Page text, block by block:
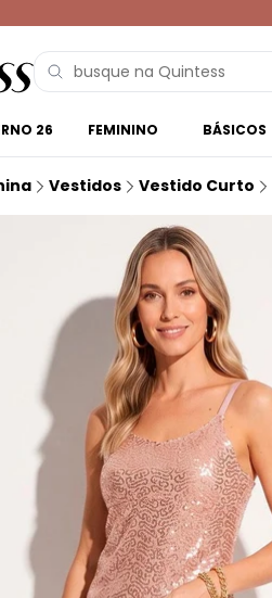
26 FEMININO BÁSICOS
Vestidos Vestido Curto